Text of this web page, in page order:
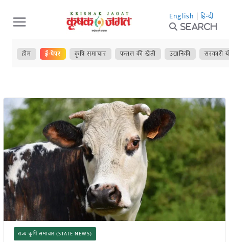
Skip
to
content
English | हिन्दी
Search
होम ई-पेपर कृषि समाचार फसल की खेती उद्यानिकी सरकारी
राज्य कृषि समाचार (STATE NEWS)